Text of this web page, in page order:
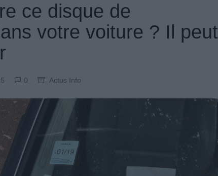
ce disque de
votre voiture ? Il peut
0 Actus Info